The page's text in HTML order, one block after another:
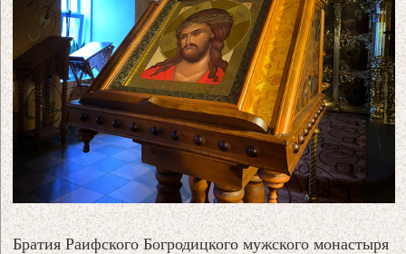
Братия Раифского Богродицкого мужского монастыря